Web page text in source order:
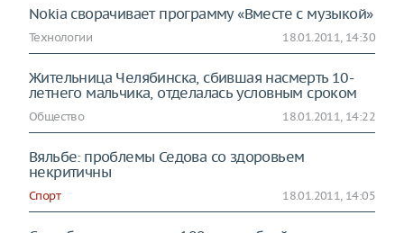
Nokia сворачивает программу «Вместе с музыкой»
Технологии 18.01.2011, 14:30
Жительница Челябинска, сбившая насмерть 10-
летнего мальчика, отделалась условным сроком
Общество 18.01.2011, 14:22
Вяльбе: проблемы Седова со здоровьем
некритичны
Спорт 18.01.2011, 14:05